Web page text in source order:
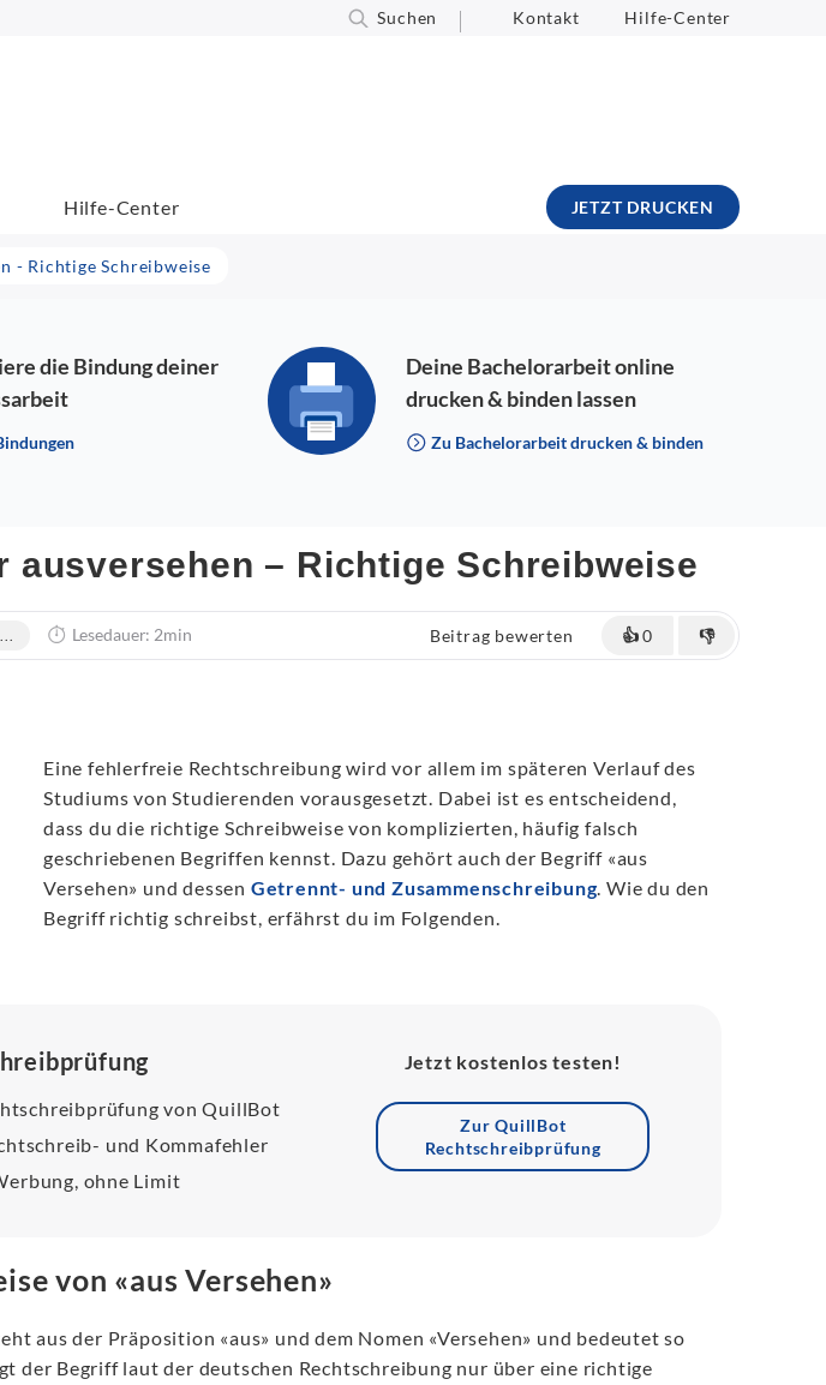
Suchen Kontakt Hilfe-Center
Hilfe-Center JETZT DRUCKEN
- Richtige Schreibweise
die Bindung deiner
Deine Bachelorarbeit online
drucken & binden lassen
Zu Bachelorarbeit drucken & binden
ausversehen – Richtige Schreibweise
Lesedauer: 2min Beitrag bewerten 👍0 👎
Eine fehlerfreie Rechtschreibung wird vor allem im späteren Verlauf des
Studiums von Studierenden vorausgesetzt. Dabei ist es entscheidend,
dass du die richtige Schreibweise von komplizierten, häufig falsch
geschriebenen Begriffen kennst. Dazu gehört auch der Begriff «aus
Versehen» und dessen Getrennt- und Zusammenschreibung. Wie du den
Begriff richtig schreibst, erfährst du im Folgenden.
von QuillBot
und Kommafehler
ohne Limit
Jetzt kostenlos testen!
Zur QuillBot
Rechtschreibprüfung
von «aus Versehen»
aus der Präposition «aus» und dem Nomen «Versehen» und bedeutet so
der Begriff laut der deutschen Rechtschreibung nur über eine richtige